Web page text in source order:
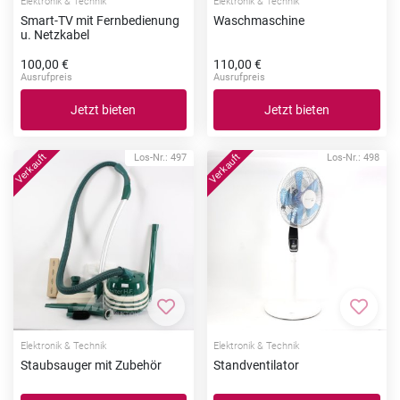
Smart-TV mit Fernbedienung
u. Netzkabel
100,00 €
Ausrufpreis
Jetzt bieten
Waschmaschine
110,00 €
Ausrufpreis
Jetzt bieten
Los-Nr.: 497
Zur Merkliste hinzufügen
Elektronik & Technik
Staubsauger mit Zubehör
Los-Nr.: 498
Zur
Elektronik & Technik
Standventilator